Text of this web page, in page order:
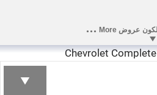
التصنيع